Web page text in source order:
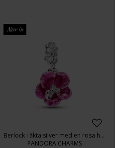
New in
Berlock i äkta silver med en rosa hibiskus
PANDORA CHARMS